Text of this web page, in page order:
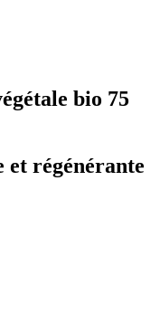
bio 75
et régénérante